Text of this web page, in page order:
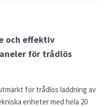
och effektiv
för trådlös
för trådlös laddning av
enheter med hela 20